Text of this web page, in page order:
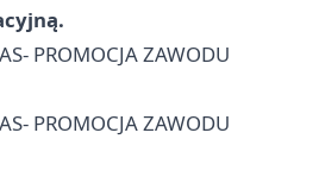
PROMOCJA ZAWODU
PROMOCJA ZAWODU